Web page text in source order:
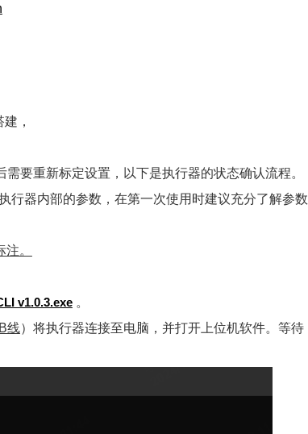
，
要重新标定设置，以下是执行器的状态确认流程。
行器内部的参数，在第一次使用时建议充分了解参数
。
v1.0.3.exe。
线）将执行器连接至电脑，并打开上位机软件。等待